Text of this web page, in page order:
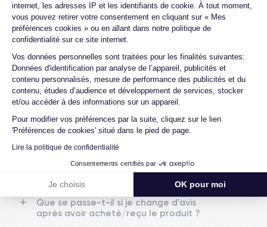
internet, les adresses IP et les identifiants de cookie. À tout moment,
vous pouvez retirer votre consentement en cliquant sur « Mes
préférences cookies » ou en allant dans notre politique de
confidentialité sur ce site internet.
Vos données personnelles sont traitées pour les finalités suivantes:
Données d'identification par analyse de l’appareil, publicités et
contenu personnalisés, mesure de performance des publicités et du
contenu, études d’audience et développement de services, stocker
et/ou accéder à des informations sur un appareil.
Pour modifier vos préférences par la suite, cliquez sur le lien
'Préférences de cookies' situé dans le pied de page.
Lire la politique de confidentialité
Consentements certifiés par
Je choisis OK pour moi
Axeptio consent
RAM
4 Go
Memoire interne
128,256,512 Go
Nom de la puce
Puce A15 Bionic
Nombre de cœurs
6
Nom GPU
GPU 4 cœurs
Fréq. processeur
3.23 GHz
Caméra Caméra Frontale
Résolution vidéo Recharge rapide
Batterie
3240 mAh
Type de SIM
Nano-SIM + eSIM
Quels sont les accessoires inclus dans la
commande ?
Quelles garanties offrez-vous sur vos
Quels sont vos modes de paiement ?
Est-il possible de payer l'iPhone 13 en
plusieurs fois ?
Que se passe-t-il après avoir passé la
commande ?
Quelle société utilisez-vous pour
l'expédition ?
Quels sont les délais de livraison ?
Que se passe-t-il si je change d'avis
après avoir acheté/reçu le produit ?